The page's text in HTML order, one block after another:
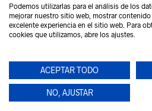
Lista De Deseos
Mi Cuenta
Podemos utilizarlas para el análisis de los
mejorar nuestro sitio web, mostrar
excelente experiencia en el sitio web. Para
cookies que utilizamos, abre los ajustes.
ACEPTAR TODO
NO, AJUSTAR